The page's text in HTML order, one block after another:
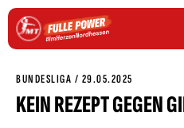
BUNDESLIGA / 29.05.2025
KEIN REZEPT GEGEN